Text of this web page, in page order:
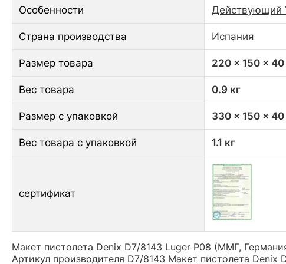
Особенности Действующий
Страна производства Испания
Размер товара 220 x 150 x
Вес товара 0.9 кг
Размер с упаковкой 330 x 150 x
Вес товара с упаковкой 1.1 кг
сертификат
Макет пистолета Denix D7/8143 Luger P08 (ММГ,
Артикул производителя D7/8143 Макет пистолета